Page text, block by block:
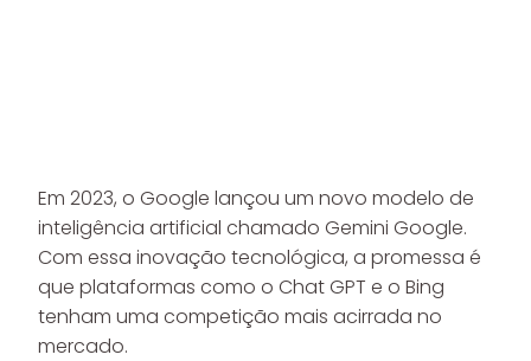
Em 2023, o Google lançou um novo modelo de
inteligência artificial chamado Gemini Google.
Com essa inovação tecnológica, a promessa é
que plataformas como o Chat GPT e o Bing
tenham uma competição mais acirrada no
mercado.